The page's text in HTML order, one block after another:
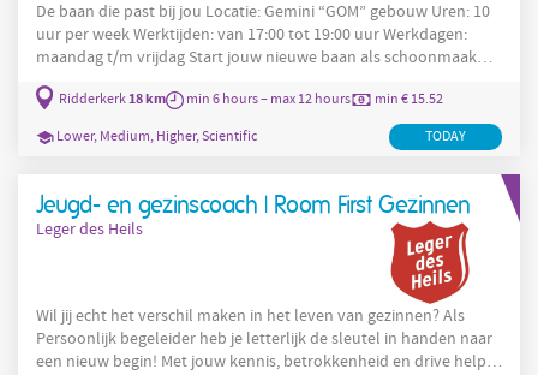
De baan die past bij jou Locatie: Gemini “GOM” gebouw Uren: 10
uur per week Werktijden: van 17:00 tot 19:00 uur Werkdagen:
maandag t/m vrijdag Start jouw nieuwe baan als schoonmaak
medewerker bij Gemini “GOM” gebouw in Ridderkerk. Het COM-
gebouw in Ridderkerk is een modern gebouw waar onderwijs,
cultuur en media samenkomen. In het gebouw zijn onder andere
leslokalen, kantoren, vergaderruimtes en algemene ruimtes. Veel
Ridderkerk18 km min 6 hours – max 12 hours min € 15.52
Lower, Medium, Higher, Scientific TODAY
Jeugd- en gezinscoach | Room First Gezinnen
Leger des Heils
Wil jij echt het verschil maken in het leven van gezinnen? Als
Persoonlijk begeleider heb je letterlijk de sleutel in handen naar
een nieuw begin! Met jouw kennis, betrokkenheid en drive help je